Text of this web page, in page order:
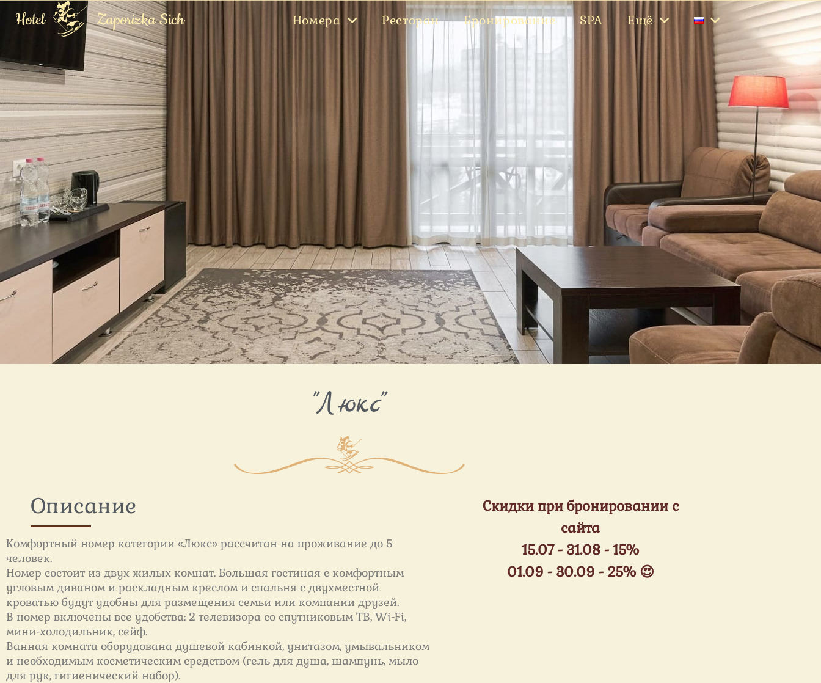
Hotel Zaporizka Sich Номера Ресторан Бронирование SPA Ещё
"Люкс"
Описание
Комфортный номер категории «Люкс» рассчитан на проживание до 5
человек.
Номер состоит из двух жилых комнат. Большая гостиная с комфортным
угловым диваном и раскладным креслом и спальня с двухместной
кроватью будут удобны для размещения семьи или компании друзей.
В номер включены все удобства: 2 телевизора со спутниковым ТВ, Wi-Fi,
мини-холодильник, сейф.
Ванная комната оборудована душевой кабинкой, унитазом, умывальником
и необходимым косметическим средством (гель для душа, шампунь, мыло
для рук, гигиенический набор).
Скидки при бронировании с
сайта
15.07 - 31.08 - 15%
01.09 - 30.09 - 25% 😍